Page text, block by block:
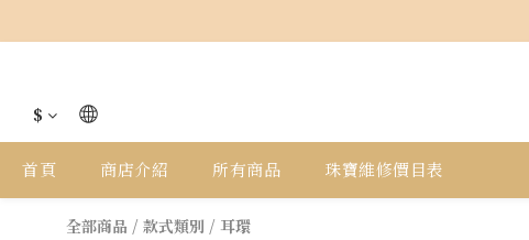
$
首頁 商店介紹 所有商品 珠寶維修價目表
全部商品 / 款式類別 / 耳環